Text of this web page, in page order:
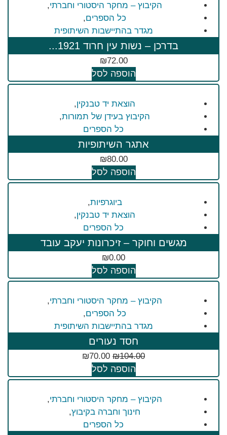
הקיבוץ – מחקר היסטורי וחברתי,
כל הספרים,
מגדר בהתיישבות השיתופית
בדרכן – נשות עין חרוד 1921...
₪72.00
הוספה לסל
הוצאת יד טבנקין,
הקיבוץ בעידן של תמורות,
כל הספרים
אתגר השיתופיות
₪80.00
הוספה לסל
ביוגרפיות,
הוצאת יד טבנקין,
כל הספרים
מגשים וחוקר – זיכרונות יעקב עובד
₪0.00
הוספה לסל
הקיבוץ – מחקר היסטורי וחברתי,
כל הספרים,
מגדר בהתיישבות השיתופית
חסד נעורים
₪104.00
₪70.00
הוספה לסל
הקיבוץ – מחקר היסטורי וחברתי,
חינוך וחברה בקיבוץ,
כל הספרים